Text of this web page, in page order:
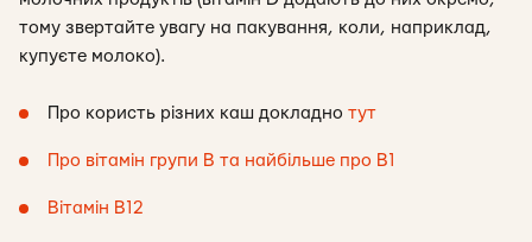
тому звертайте увагу на пакування, коли, наприклад,
купуєте молоко).
Про користь різних каш докладно тут
Про вітамін групи В та найбільше про В1
Вітамін В12